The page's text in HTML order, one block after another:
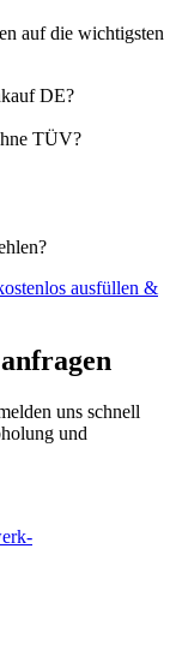
auf die wichtigsten
DE?
TÜV?
ausfüllen &
uns schnell
und